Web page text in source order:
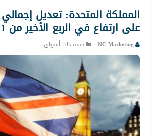
المملكة المتحدة: تعديل إجمالي
على ارتفاع في الربع الأخير من 2021
NC Marketing مستجدات أسواق